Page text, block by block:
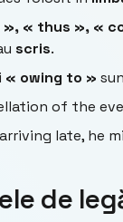
« thus », «
scris.
« owing to »
of the
late, he
de